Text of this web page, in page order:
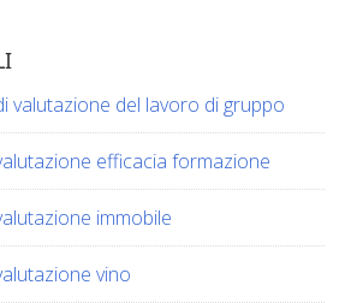
valutazione del lavoro di gruppo​​
efficacia formazione​​
immobile​​
vino​​​